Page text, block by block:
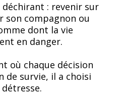
déchirant : revenir sur
son compagnon ou
dont la vie
en danger.
où chaque décision
de survie, il a choisi